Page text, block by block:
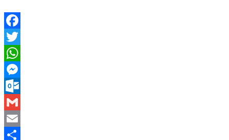
Facebook
Twitter
WhatsApp
Messenger
Outlook.com
Gmail
Email